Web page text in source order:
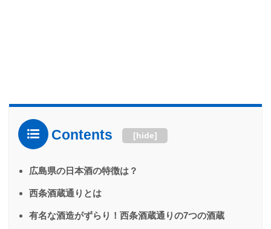
Contents [hide]
広島県の日本酒の特徴は？
西条酒蔵通りとは
有名な酒造がずらり！西条酒蔵通りの7つの酒蔵